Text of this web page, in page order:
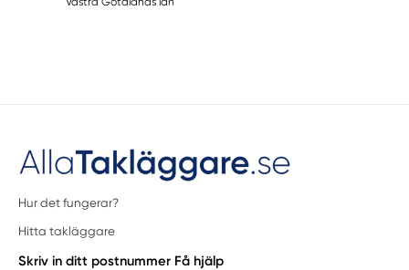
Hur det fungerar?
Hitta takläggare
Skriv in ditt postnummer Få hjälp